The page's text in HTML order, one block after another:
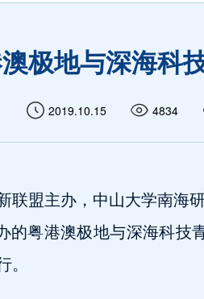
极地与深海科
2019.10.15 4834
联盟主办，中山大学南海
的粤港澳极地与深海科